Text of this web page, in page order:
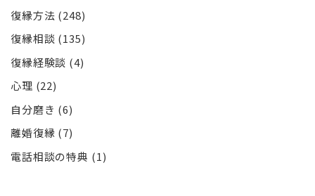
復縁方法 (248)
復縁相談 (135)
復縁経験談 (4)
心理 (22)
自分磨き (6)
離婚復縁 (7)
電話相談の特典 (1)